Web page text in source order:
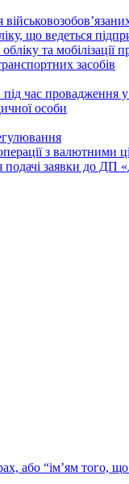
що ведеться
та мобілізації
засобів
час провадження
особи
з валютними
подачі заявки до
або “ім’ям того,